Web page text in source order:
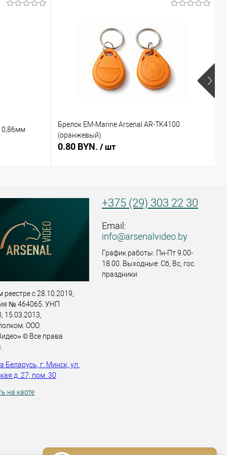
0,86мм
Брелок EM-Marine Arsenal AR-TK4100
(оранжевый)
0.80 BYN. / шт
реестре с 28.10.2019,
№ 464065. УНП
15.03.2013,
ООО
© Все права
Беларусь, г. Минск, ул.
д. 27, пом. 30
на карте
+375 (29) 303 22 30
Email:
info@arsenalvideo.by
График работы: Пн-Пт 9.00-
18.00. Выходные: Сб, Вс, гос.
праздники